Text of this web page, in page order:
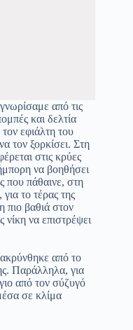
από τις
και δελτία
εφιάλτη του
τον ξορκίσει. Στη
στις κρύες
να βοηθήσει
που πάθαινε, στη
το τέρας της
πιο βαθιά στον
να επιστρέψει
από το
Παράλληλα, για
από τον σύζυγό
σε κλίμα